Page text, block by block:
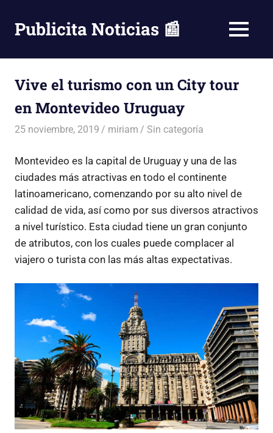
contenido
Publicita Noticias 📰 MENÚ
Vive el turismo con un City tour
en Montevideo Uruguay
25 noviembre, 2019 miriam Sin categoría
Montevideo es la capital de Uruguay y una de las
ciudades más atractivas en todo el continente
latinoamericano, comenzando por su alto nivel de
calidad de vida, así como por sus diversos atractivos
a nivel turístico. Esta ciudad tiene un gran conjunto
de atributos, con los cuales puede complacer al
viajero o turista con las más altas expectativas.